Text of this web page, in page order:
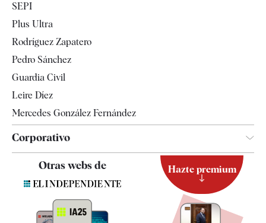
Televisión
SEPI
Plus Ultra
Rodríguez Zapatero
Pedro Sánchez
Guardia Civil
Leire Díez
Mercedes González Fernández
Corporativo
Contacto
Otras webs de Hazte premium